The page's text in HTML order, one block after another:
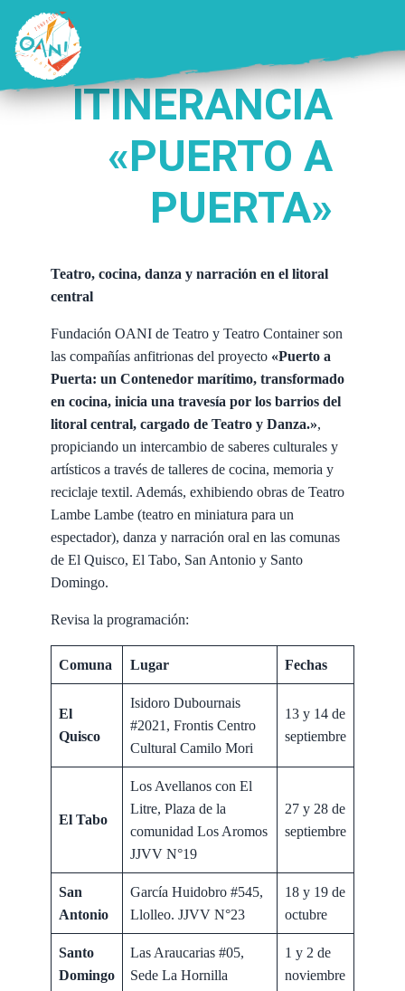
contenido
ITINERANCIA
«PUERTO A
PUERTA»
Teatro, cocina, danza y narración en el litoral
central
Fundación OANI de Teatro y Teatro Container son
las compañías anfitrionas del proyecto «Puerto a
Puerta: un Contenedor marítimo, transformado
en cocina, inicia una travesía por los barrios del
litoral central, cargado de Teatro y Danza.»,
propiciando un intercambio de saberes culturales y
artísticos a través de talleres de cocina, memoria y
reciclaje textil. Además, exhibiendo obras de Teatro
Lambe Lambe (teatro en miniatura para un
espectador), danza y narración oral en las comunas
de El Quisco, El Tabo, San Antonio y Santo
Domingo.
Revisa la programación:
Comuna Lugar Fechas
El
Quisco
Isidoro Dubournais
#2021, Frontis Centro
Cultural Camilo Mori
13 y 14 de
septiembre
El Tabo
Los Avellanos con El
Litre, Plaza de la
comunidad Los Aromos
JJVV N°19
27 y 28 de
septiembre
San
Antonio
García Huidobro #545,
Llolleo. JJVV N°23
18 y 19 de
octubre
Santo
Domingo
Las Araucarias #05,
Sede La Hornilla
1 y 2 de
noviembre